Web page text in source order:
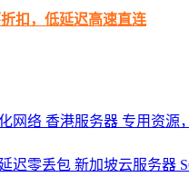
扣，低延迟高速直连
网络 香港服务器 专用资源
迟零丢包 新加坡云服务器